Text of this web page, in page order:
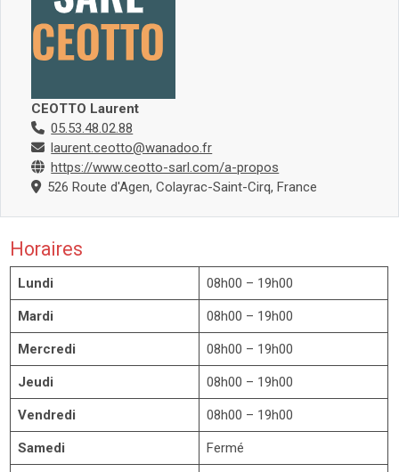
CEOTTO Laurent
05.53.48.02.88
laurent.ceotto@wanadoo.fr
https://www.ceotto-sarl.com/a-propos
526 Route d'Agen, Colayrac-Saint-Cirq, France
Horaires
Lundi 08h00 – 19h00
Mardi 08h00 – 19h00
Mercredi 08h00 – 19h00
Jeudi 08h00 – 19h00
Vendredi 08h00 – 19h00
Samedi Fermé